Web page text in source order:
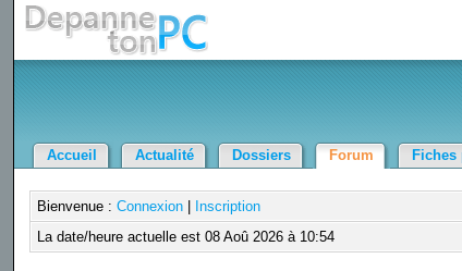
Accueil Actualité Dossiers Forum Fiches
Bienvenue : Connexion|
Inscription
La date/heure actuelle est 08 Aoû 2026 à 10:54